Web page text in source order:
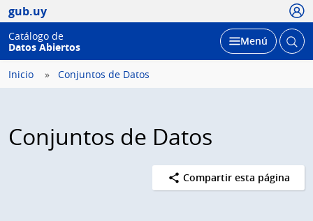
gub.uy
Catálogo de
Datos Abiertos
Desplegar
Menú Abrir
Inicio Conjuntos de Datos
Conjuntos de Datos
Compartir esta página